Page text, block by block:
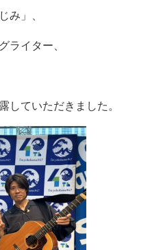
み」、
ライター、
していただきました。